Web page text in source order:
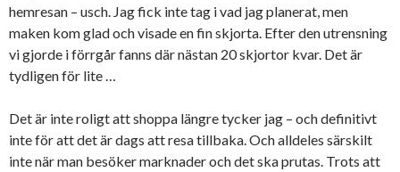
hemresan – usch. Jag fick inte tag i vad jag planerat, men
maken kom glad och visade en fin skjorta. Efter den utrensning
vi gjorde i förrgår fanns där nästan 20 skjortor kvar. Det är
tydligen för lite …
Det är inte roligt att shoppa längre tycker jag – och definitivt
inte för att det är dags att resa tillbaka. Och alldeles särskilt
inte när man besöker marknader och det ska prutas. Trots att